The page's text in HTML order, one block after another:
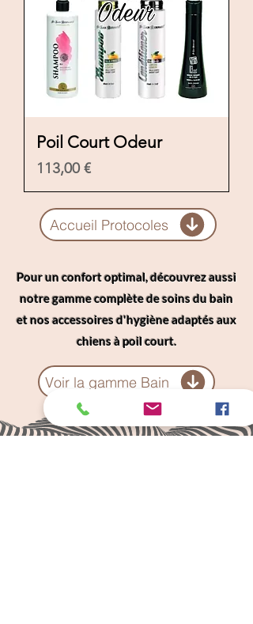
Poil Court Odeur
Prezzo
113,00 €
Accueil Protocoles
Pour un confort optimal, découvrez aussi
notre gamme complète de soins du bain
et nos accessoires d'hygiène adaptés aux
chiens à poil court.
Voir la gamme Bain